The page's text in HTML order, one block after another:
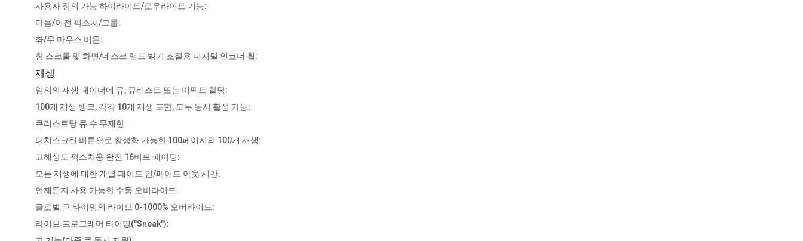
사용자 정의 가능 하이라이트/로우라이트 기능:
다음/이전 픽스처/그룹:
좌/우 마우스 버튼:
창 스크롤 및 화면/데스크 램프 밝기 조절용 디지털 인코더 휠:
재생
임의의 재생 페이더에 큐, 큐리스트 또는 이펙트 할당:
100개 재생 뱅크, 각각 10개 재생 포함, 모두 동시 활성 가능:
큐리스트당 큐 수 무제한:
터치스크린 버튼으로 활성화 가능한 100페이지의 100개 재생:
고해상도 픽스처용 완전 16비트 페이딩:
모든 재생에 대한 개별 페이드 인/페이드 아웃 시간:
언제든지 사용 가능한 수동 오버라이드:
글로벌 큐 타이밍의 라이브 0-1000% 오버라이드:
라이브 프로그래머 타이밍("Sneak"):